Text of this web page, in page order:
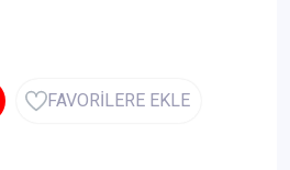
FAVORİLERE EKLE